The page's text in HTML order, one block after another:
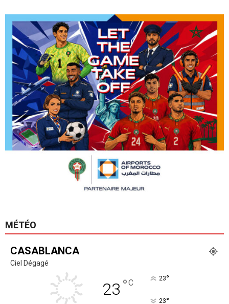
MÉTÉO
CASABLANCA
Ciel Dégagé
23 °C 23°
23°